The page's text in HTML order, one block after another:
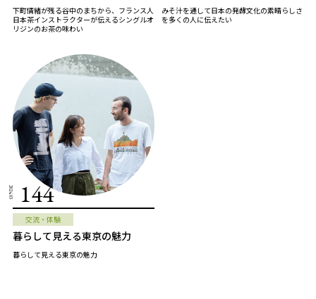
下町情緒が残る谷中のまちから、フランス人
日本茶インストラクターが伝えるシングルオ
リジンのお茶の味わい
みそ汁を通して日本の発酵文化の素晴らしさ
を多くの人に伝えたい
2024.03 144
交流・体験
暮らして見える東京の魅力
暮らして見える東京の魅力